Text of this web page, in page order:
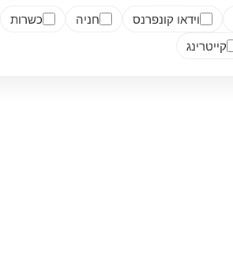
וידאו קונפרנס חניה כשרות
קייטרינג